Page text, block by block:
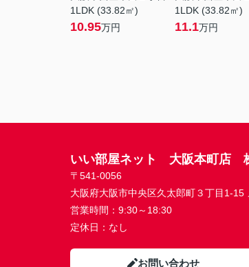
1LDK (33.82㎡)
10.95万円
1LDK (33.82㎡)
11.1万円
いい部屋ネット 大阪本町店
〒541-0056
大阪府大阪市中央区久太郎町３丁目1-
営業時間： 9:30～18:30
定休日： なし
お問い合わせ